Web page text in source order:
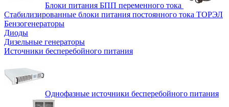
Блоки питания БПП переменного тока
Стабилизированные блоки питания постоянного тока ТОРЭЛ
Бензогенераторы
Диоды
Дизельные генераторы
Источники бесперебойного питания
Однофазные источники бесперебойного питания